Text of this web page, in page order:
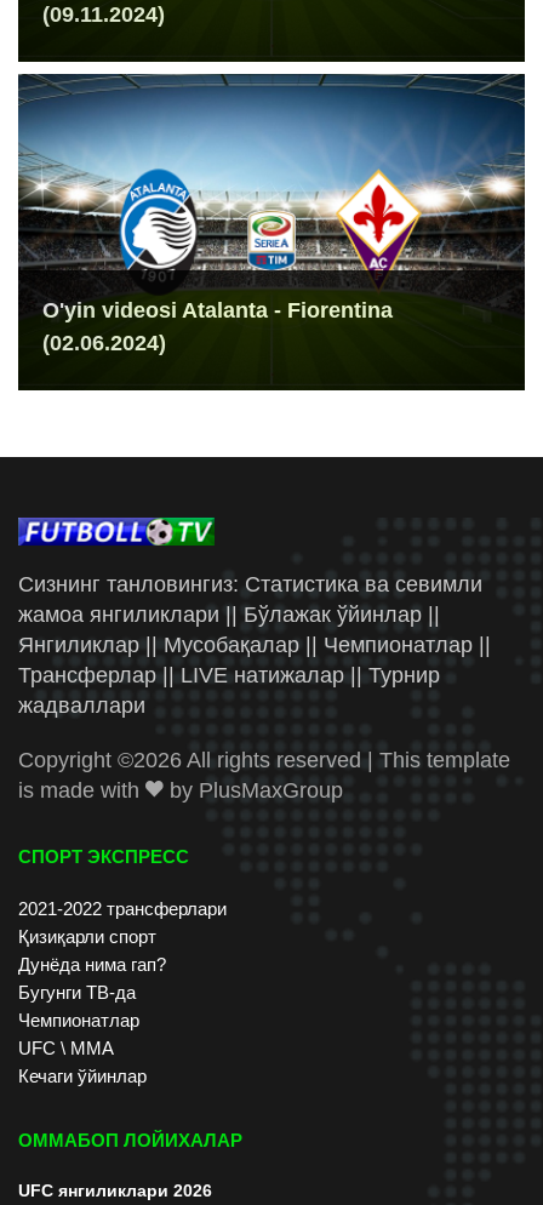
(09.11.2024)
O'yin videosi Atalanta - Fiorentina
(02.06.2024)
Сизнинг танловингиз: Статистика ва севимли
жамоа янгиликлари || Бўлажак ўйинлар ||
Янгиликлар || Мусобақалар || Чемпионатлар ||
Трансферлар || LIVE натижалар || Турнир
жадваллари
Copyright ©2026 All rights reserved | This template
is made with
by PlusMaxGroup
СПОРТ ЭКСПРЕСС
2021-2022 трансферлари
Қизиқарли спорт
Дунёда нима гап?
Бугунги ТВ-да
Чемпионатлар
UFC \ ММА
Кечаги ўйинлар
ОММАБОП ЛОЙИХАЛАР
UFC янгиликлари 2026